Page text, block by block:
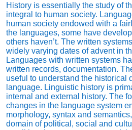
History is essentially the study of
integral to human society.
human society endowed with a
the languages, some have
others haven’t. The written
widely varying dates of advent in
Languages with written systems
written records, documentation.
useful to understand the historical
language. Linguistic history is
internal and external history. The
changes in the language system
morphology, syntax and
domain of political, social and